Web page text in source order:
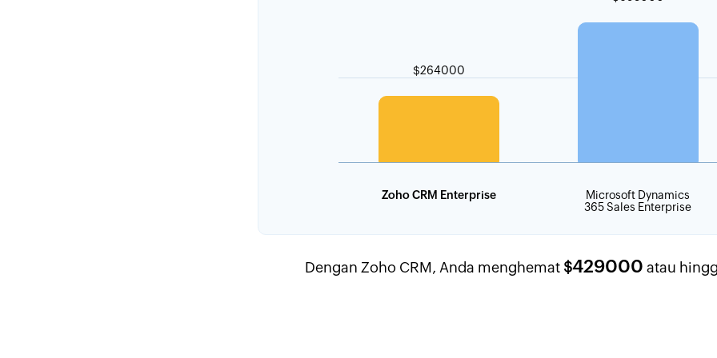
$264000
Zoho CRM Enterprise
Microsoft Dynamics
365 Sales Enterprise
Dengan Zoho CRM, Anda menghemat $429000 atau